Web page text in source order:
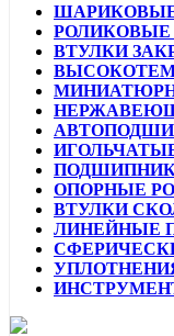
ВТУЛКИ
ОПОРНЫЕ
ВТУЛКИ
ЛИНЕЙНЫЕ